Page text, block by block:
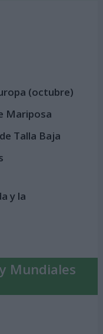
(octubre)
Mariposa
Talla Baja
y la
Mundiales